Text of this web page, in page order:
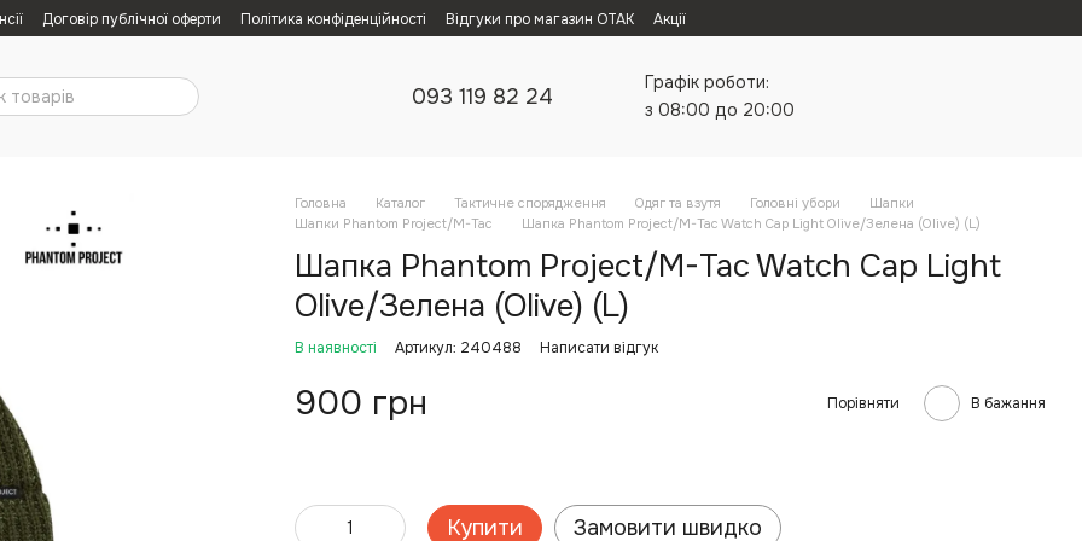
Договір публічної оферти Політика конфіденційності Відгуки про магазин ОТАК Акції
093 119 82 24
Графік роботи:
з 08:00 до 20:00
Головна Каталог Тактичне спорядження Одяг та взутя Головні убори
Шапки
Шапки Phantom Project/M-Tac
Шапка Phantom Project/M-Tac Watch Cap Light Olive/Зелена (Olive) (L)
Шапка Phantom Project/M-Tac Watch Cap Light
Olive/Зелена (Olive) (L)
В наявності Артикул: 240488 Написати відгук
900 грн Порівняти В бажання
Купити Замовити швидко